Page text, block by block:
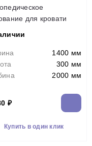
для кровати
1400 мм
300 мм
2000 мм
₽
Купить в один клик